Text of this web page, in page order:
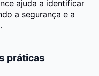
ajuda a identificar
a segurança e a
práticas